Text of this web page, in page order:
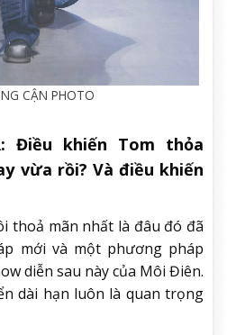
CẬN PHOTO
Điều khiến Tom thỏa
vừa rồi? Và điều khiến
thoả mãn nhất là đâu đó đã
mới và một phương pháp
diễn sau này của Môi Điên.
dài hạn luôn là quan trọng